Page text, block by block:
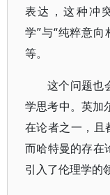
表达，这种冲
学”与“纯粹意
等。
这个问题也
学思考中。英加
在论者之一，且
而哈特曼的存在
引入了伦理学的